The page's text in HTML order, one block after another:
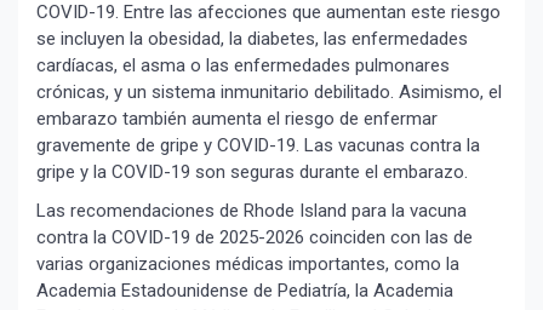
COVID-19. Entre las afecciones que aumentan este riesgo
se incluyen la obesidad, la diabetes, las enfermedades
cardíacas, el asma o las enfermedades pulmonares
crónicas, y un sistema inmunitario debilitado. Asimismo, el
embarazo también aumenta el riesgo de enfermar
gravemente de gripe y COVID-19. Las vacunas contra la
gripe y la COVID-19 son seguras durante el embarazo.
Las recomendaciones de Rhode Island para la vacuna
contra la COVID-19 de 2025-2026 coinciden con las de
varias organizaciones médicas importantes, como la
Academia Estadounidense de Pediatría, la Academia